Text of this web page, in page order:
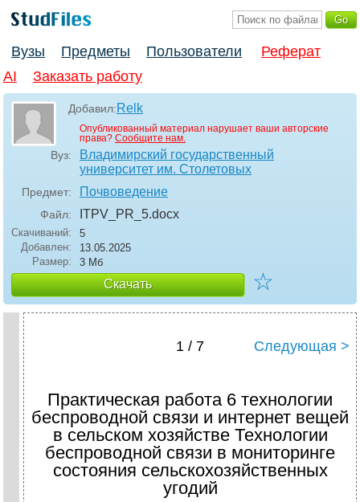
Вузы Предметы Пользователи
Реферат
AI
Заказать работу
Добавил:Relk
Опубликованный материал нарушает ваши авторские
права? Сообщите нам.
Вуз:
Владимирский государственный
университет им. Столетовых
Предмет: Почвоведение
Файл: ITPV_PR_5.docx
Скачиваний:
5
Добавлен:
13.05.2025
Размер:
3 Мб
Скачать ☆
1 / 7 Следующая >
Практическая работа 6 технологии
беспроводной связи и интернет вещей
в сельском хозяйстве Технологии
беспроводной связи в мониторинге
состояния сельскохозяйственных
угодий